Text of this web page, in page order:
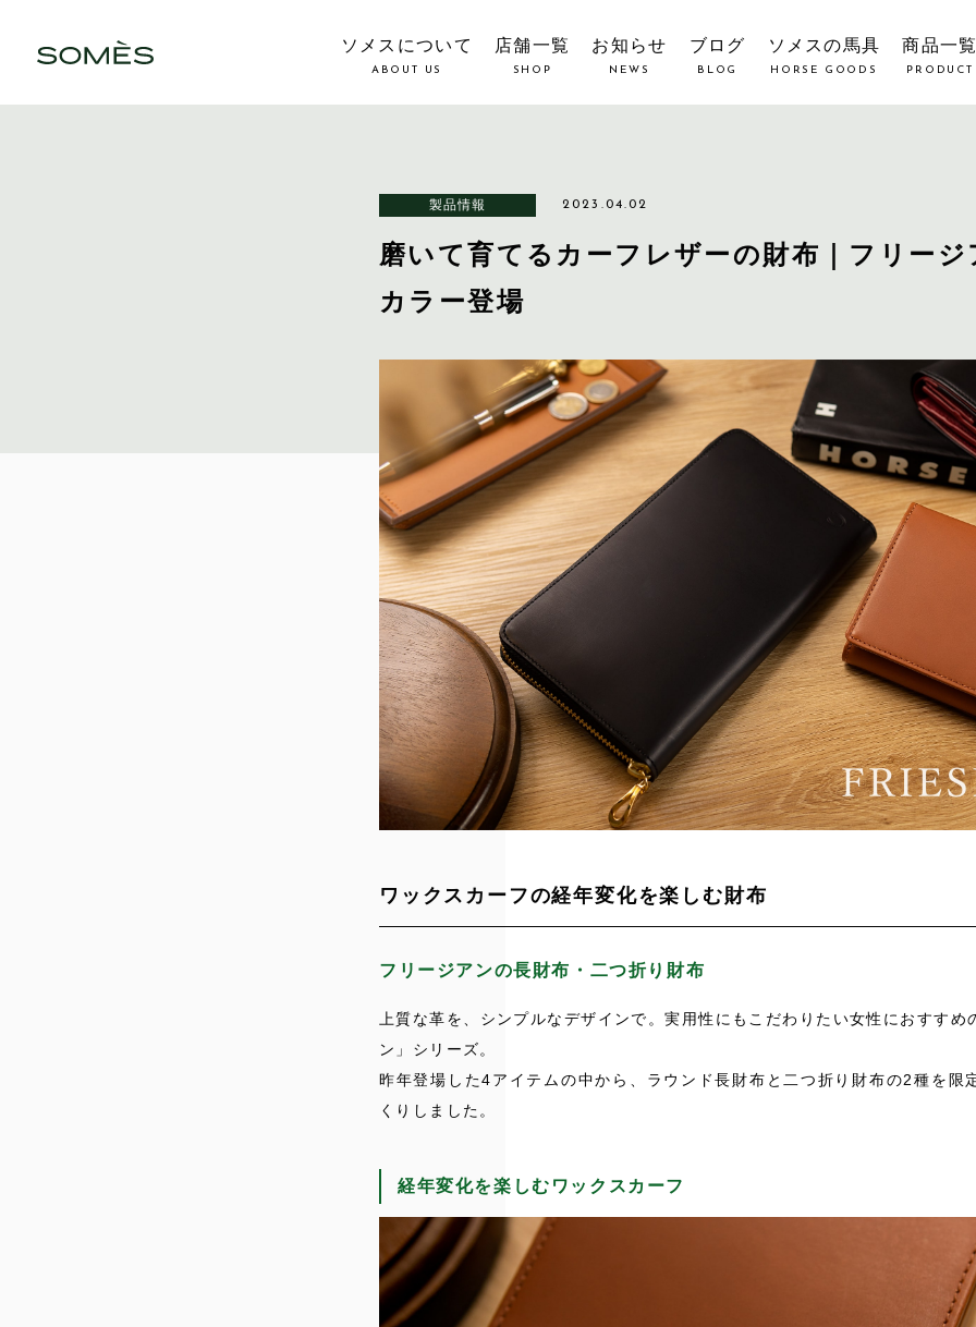
ソメスについて
ABOUT US
店舗一覧
SHOP
お知らせ
NEWS
ブログ
BLOG
ソメスの馬具
HORSE GOODS
商品一
PRODUCT
製品情報 2023.04.02
磨いて育てるカーフレザーの財布｜フリージ
カラー登場
ワックスカーフの経年変化を楽しむ財布
フリージアンの長財布・二つ折り財布
上質な革を、シンプルなデザインで。実用性にもこだわりたい女性におすすめ
ン」シリーズ。
昨年登場した4アイテムの中から、ラウンド長財布と二つ折り財布の2種を限
くりしました。
経年変化を楽しむワックスカーフ